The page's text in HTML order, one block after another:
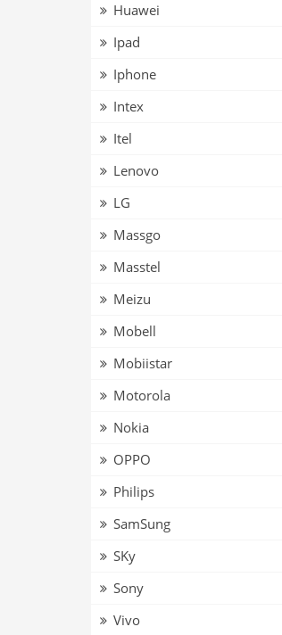
Huawei
Ipad
Iphone
Intex
Itel
Lenovo
LG
Massgo
Masstel
Meizu
Mobell
Mobiistar
Motorola
Nokia
OPPO
Philips
SamSung
SKy
Sony
Vivo